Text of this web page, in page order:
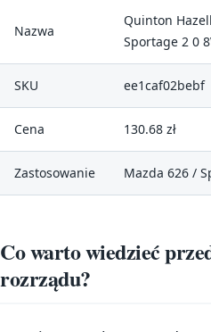
Nazwa
Quinton
Sportage 2 0
SKU ee1caf02bebf
Cena 130.68 zł
Zastosowanie Mazda 626 /
Co warto wiedzieć
rozrządu?